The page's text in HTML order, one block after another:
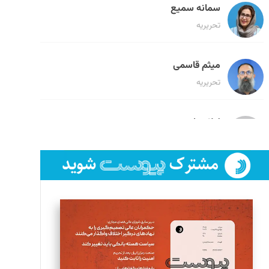
سمانه سمیع
تحریریه
میثم قاسمی
تحریریه
لیلا حنارود
فائزه فتحی رستمی
تحریریه
سروش کرمیان
تحریریه